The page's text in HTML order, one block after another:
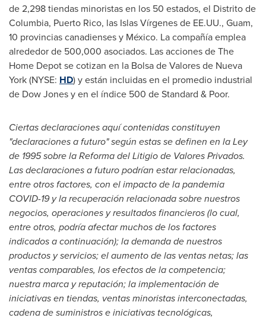
de 2,298 tiendas minoristas en los 50 estados, el Distrito de
Columbia, Puerto Rico, las Islas Vírgenes de EE.UU., Guam,
10 provincias canadienses y México. La compañía emplea
alrededor de 500,000 asociados. Las acciones de The
Home Depot se cotizan en la Bolsa deValores de Nueva
York(NYSE: HD) y están incluidas en el promedio industrial
de Dow Jones y en el índice 500 de Standard & Poor.
Ciertas declaraciones aquí contenidas constituyen
"declaraciones a futuro" según estas se definen en la Ley
de 1995 sobre la Reforma del Litigio de Valores Privados.
Las declaraciones a futuro podrían estar relacionadas,
entre otros factores, con el impacto de la pandemia
COVID-19 y la recuperación relacionada sobre nuestros
negocios, operaciones y resultados financieros (lo cual,
entre otros, podría afectar muchos de los factores
indicados a continuación); la demanda de nuestros
productos y servicios; el aumento de las ventas netas; las
ventas comparables, los efectos de la competencia;
nuestra marca y reputación; la implementación de
iniciativas en tiendas, ventas minoristas interconectadas,
cadena de suministros e iniciativas tecnológicas,